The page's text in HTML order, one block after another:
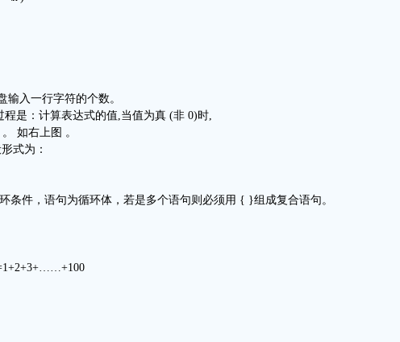
输入一行字符的个数。
程是：计算表达式的值,当值为真 (非 0)时,
如右上图 。
式为：
条件，语句为循环体，若是多个语句则必须用 { }组成复合语句。